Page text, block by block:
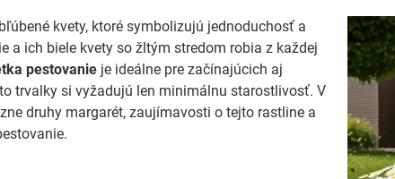
kvety, ktoré symbolizujú jednoduchosť a
a ich biele kvety so žltým stredom robia z každej
pestovanie je ideálne pre začínajúcich aj
trvalky si vyžadujú len minimálnu starostlivosť. V
druhy margarét, zaujímavosti o tejto rastline a